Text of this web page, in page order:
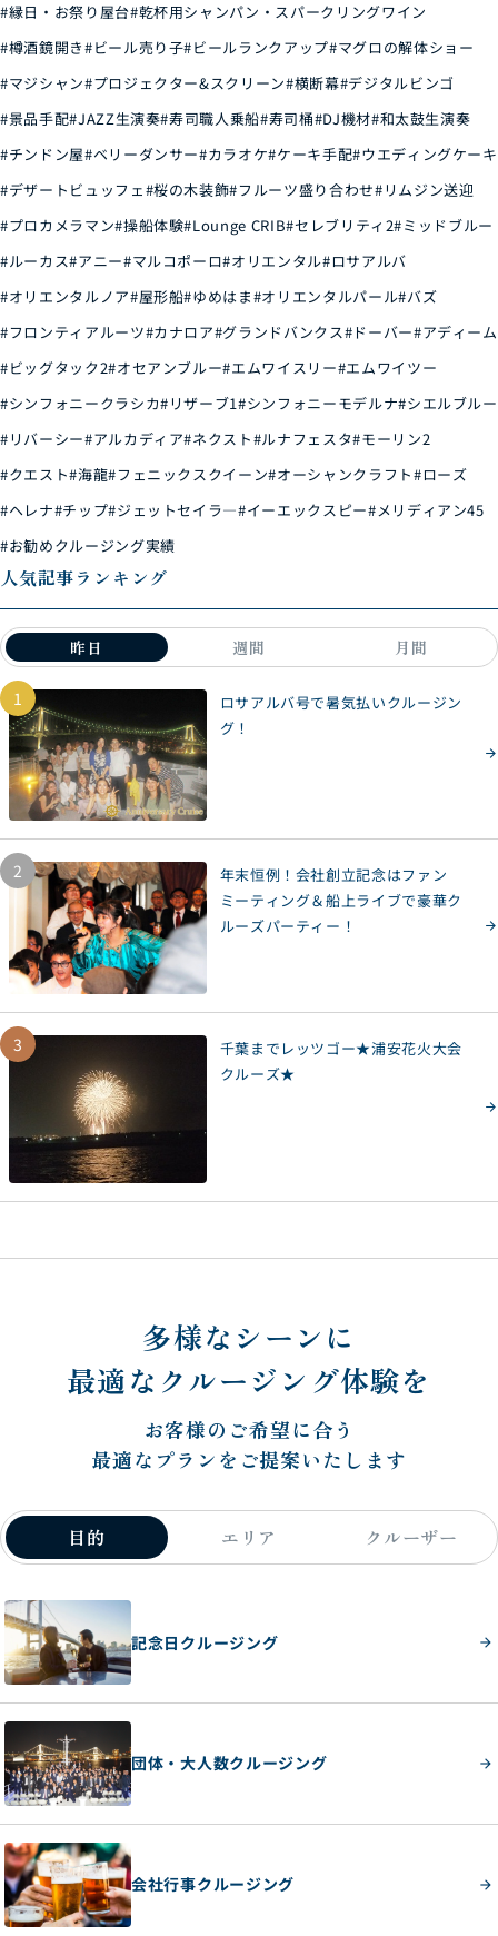
#縁日・お祭り屋台#乾杯用シャンパン・スパークリングワイン
#樽酒鏡開き#ビール売り子#ビールランクアップ#マグロの解体ショー
#マジシャン#プロジェクター&スクリーン#横断幕#デジタルビンゴ
#景品手配#JAZZ生演奏#寿司職人乗船#寿司桶#DJ機材#和太鼓生演奏
#チンドン屋#ベリーダンサー#カラオケ#ケーキ手配#ウエディングケーキ
#デザートビュッフェ#桜の木装飾#フルーツ盛り合わせ#リムジン送迎
#プロカメラマン#操船体験#Lounge CRIB#セレブリティ2#ミッドブルー
#ルーカス#アニー#マルコポーロ#オリエンタル#ロサアルバ
#オリエンタルノア#屋形船#ゆめはま#オリエンタルパール#バズ
#フロンティアルーツ#カナロア#グランドバンクス#ドーバー#アディーム
#ビッグタック2#オセアンブルー#エムワイスリー#エムワイツー
#シンフォニークラシカ#リザーブ1#シンフォニーモデルナ#シエルブルー
#リバーシー#アルカディア#ネクスト#ルナフェスタ#モーリン2
#クエスト#海龍#フェニックスクイーン#オーシャンクラフト#ローズ
#ヘレナ#チップ#ジェットセイラ―#イーエックスピー#メリディアン45
#お勧めクルージング実績
人気記事ランキング
昨日 週間 月間
1
ロサアルバ号で暑気払いクルージン
グ！
2
年末恒例！会社創立記念はファン
ミーティング＆船上ライブで豪華ク
ルーズパーティー！
3
千葉までレッツゴー★浦安花火大会
クルーズ★
多様なシーンに
最適なクルージング体験を
お客様のご希望に合う
最適なプランをご提案いたします
目的 エリア クルーザー
記念日クルージング
団体・大人数クルージング
会社行事クルージング